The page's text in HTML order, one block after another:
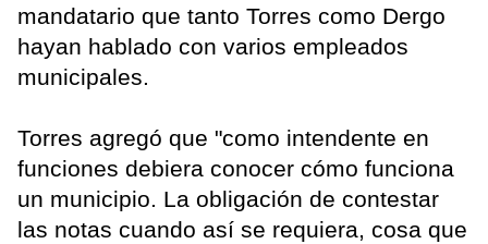
mandatario que tanto Torres como Dergo
hayan hablado con varios empleados
municipales.
Torres agregó que "como intendente en
funciones debiera conocer cómo funciona
un municipio. La obligación de contestar
las notas cuando así se requiera, cosa que